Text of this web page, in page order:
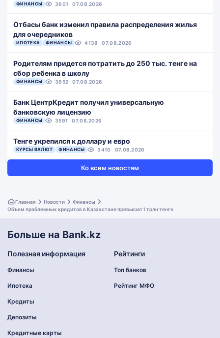
ФИНАНСЫ 3601 07.08.2026
Отбасы банк изменил правила распределения жилья
для очередников
ИПОТЕКА ФИНАНСЫ 4138 07.08.2026
Родителям придется потратить до 250 тыс. тенге на
сбор ребенка в школу
ФИНАНСЫ 3652 07.08.2026
Банк ЦентрКредит получил универсальную
банковскую лицензию
ФИНАНСЫ 3591 07.08.2026
Тенге укрепился к доллару и евро
КУРСЫ ВАЛЮТ ФИНАНСЫ 3410 07.08.2026
Ко всем новостям
Главная Новости
Финансы
Объем проблемных кредитов в Казахстане превысил 1 трлн тенге
Больше на Bank.kz
Полезная информация
Финансы
Ипотека
Кредиты
Депозиты
Кредитные карты
Рейтинги
Топ банков
Рейтинг МФО